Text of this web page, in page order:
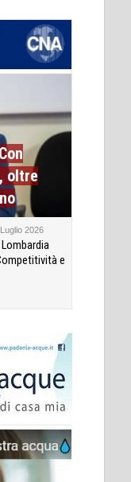
oltre
2026
e